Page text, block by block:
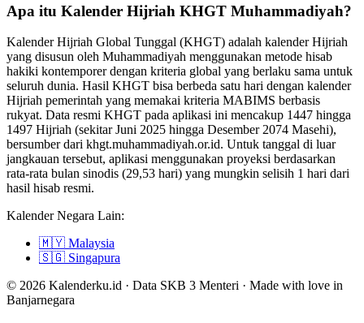
Apa itu Kalender Hijriah KHGT Muhammadiyah?
Kalender Hijriah Global Tunggal (KHGT) adalah kalender Hijriah
yang disusun oleh Muhammadiyah menggunakan metode hisab
hakiki kontemporer dengan kriteria global yang berlaku sama untuk
seluruh dunia. Hasil KHGT bisa berbeda satu hari dengan kalender
Hijriah pemerintah yang memakai kriteria MABIMS berbasis
rukyat. Data resmi KHGT pada aplikasi ini mencakup 1447 hingga
1497 Hijriah (sekitar Juni 2025 hingga Desember 2074 Masehi),
bersumber dari khgt.muhammadiyah.or.id. Untuk tanggal di luar
jangkauan tersebut, aplikasi menggunakan proyeksi berdasarkan
rata-rata bulan sinodis (29,53 hari) yang mungkin selisih 1 hari dari
hasil hisab resmi.
Kalender Negara Lain:
🇲🇾 Malaysia
🇸🇬 Singapura
© 2026 Kalenderku.id · Data SKB 3 Menteri · Made with love in
Banjarnegara